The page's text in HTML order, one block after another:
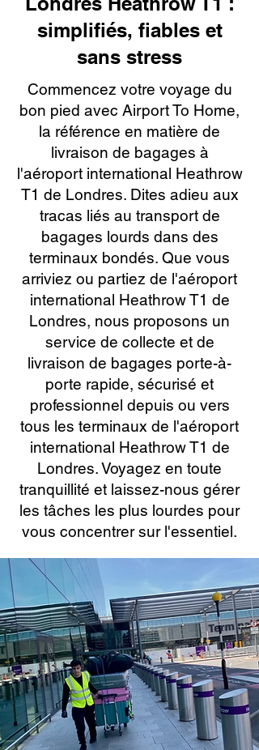
simplifiés, fiables et
sans stress
Commencez votre voyage du
bon pied avec Airport To Home,
la référence en matière de
livraison de bagages à
l'aéroport international Heathrow
T1 de Londres. Dites adieu aux
tracas liés au transport de
bagages lourds dans des
terminaux bondés. Que vous
arriviez ou partiez de l'aéroport
international Heathrow T1 de
Londres, nous proposons un
service de collecte et de
livraison de bagages porte-à-
porte rapide, sécurisé et
professionnel depuis ou vers
tous les terminaux de l'aéroport
international Heathrow T1 de
Londres. Voyagez en toute
tranquillité et laissez-nous gérer
les tâches les plus lourdes pour
vous concentrer sur l'essentiel.